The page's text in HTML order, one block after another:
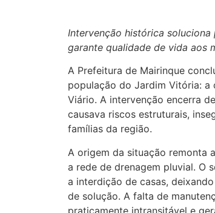
Intervenção histórica
garante qualidade de vida aos
A Prefeitura de Mairinque
população do Jardim Vitória: a
Viário. A intervenção encerra
causava riscos estruturais,
famílias da região.
A origem da situação remonta
a rede de drenagem pluvial. O
a interdição de casas,
de solução. A falta de
praticamente intransitável e